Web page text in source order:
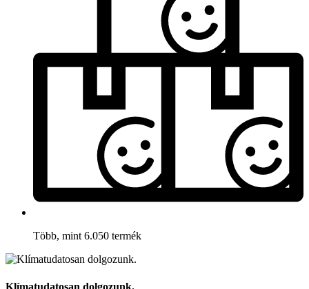
Több, mint 6.050 termék
Klímatudatosan dolgozunk.